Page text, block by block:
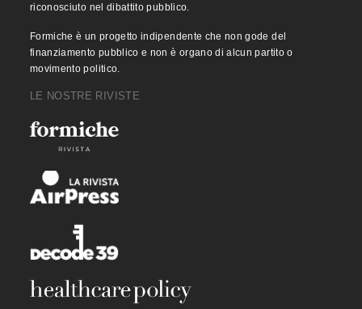
riconosciuto nel dibattito pubblico.
Formiche è un progetto indipendente che non gode del
finanziamento pubblico e non è organo di alcun partito o
movimento politico.
LE NOSTRE RIVISTE